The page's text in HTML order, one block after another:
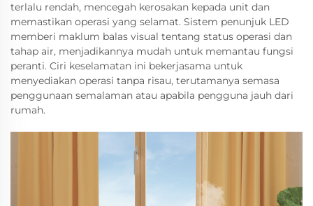
terlalu rendah, mencegah kerosakan kepada unit dan
memastikan operasi yang selamat. Sistem penunjuk LED
memberi maklum balas visual tentang status operasi dan
tahap air, menjadikannya mudah untuk memantau fungsi
peranti. Ciri keselamatan ini bekerjasama untuk
menyediakan operasi tanpa risau, terutamanya semasa
penggunaan semalaman atau apabila pengguna jauh dari
rumah.